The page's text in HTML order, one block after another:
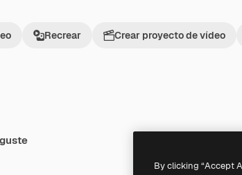
Recrear Crear proyecto de vídeo
By clicking “Accept